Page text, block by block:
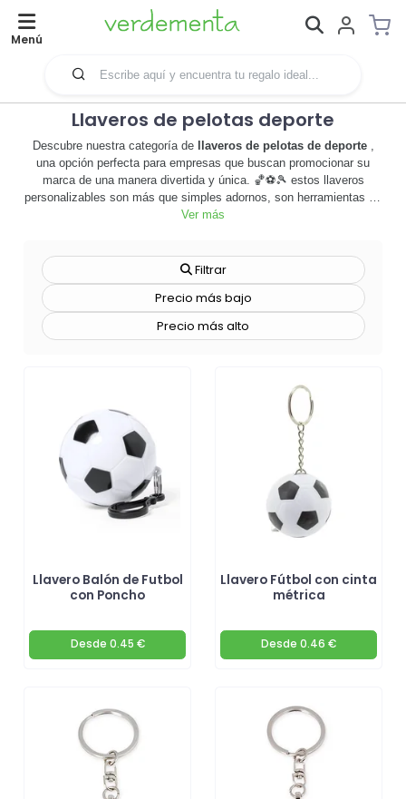
Menú
Llaveros de pelotas deporte
Descubre nuestra categoría de llaveros de pelotas de deporte,
una opción perfecta para empresas que buscan promocionar su
marca de una manera divertida y única. 🏀⚽🎾 estos llaveros
personalizables son más que simples adornos, son herramientas de
merchandising efectivas que pueden aumentar la visibilidad de tu
hasta el baloncesto, el tenis y más, lo que los hace ideales para
empresas relacionadas con el deporte o para cualquier organización
que quiera transmitir un mensaje de energía y juego en equipo.
además, estos llaveros son personalizables, lo que significa que
puedes añadir el logo de tu empresa o cualquier otro diseño que
con nuestros llaveros de pelotas de
deporte. ¡explora la variedad de opciones disponibles y elige la que
mejor se adapte a tu marca hoy mismo! 🚀
Ver más
Filtrar
Precio más bajo
Precio más alto
Llavero Balón de Futbol
con Poncho
Desde 0.45 €
Llavero Fútbol con cinta
métrica
Desde 0.46 €